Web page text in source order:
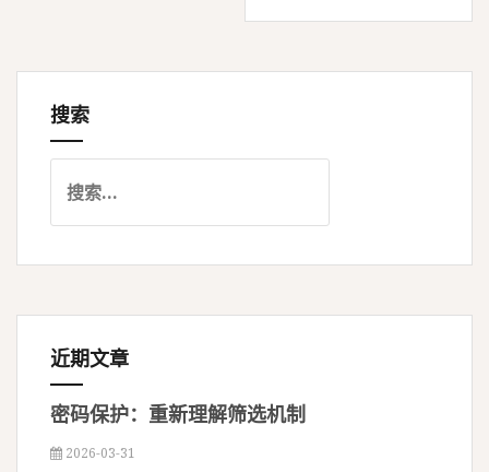
搜索
近期文章
密码保护：重新理解筛选机制
2026-03-31